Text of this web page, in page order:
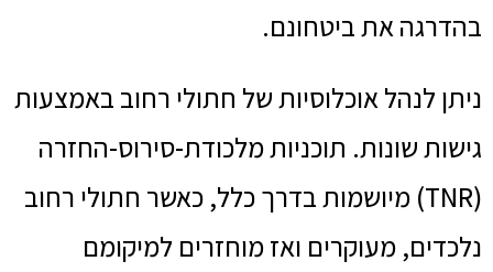
בהדרגה את ביטחונם.
ניתן לנהל אוכלוסיות של חתולי רחוב באמצעות
גישות שונות. תוכניות מלכודת-סירוס-החזרה
(TNR) מיושמות בדרך כלל, כאשר חתולי רחוב
נלכדים, מעוקרים ואז מוחזרים למיקומם